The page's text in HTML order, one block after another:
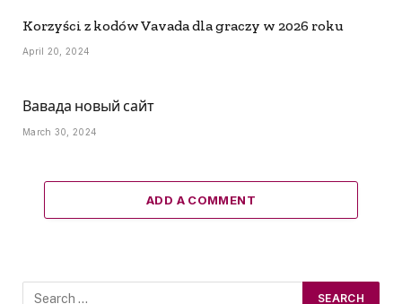
Korzyści z kodów Vavada dla graczy w 2026 roku
April 20, 2024
Вавада новый сайт
March 30, 2024
ADD A COMMENT